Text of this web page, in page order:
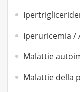
Iperuricemia /
Malattie
Malattie della